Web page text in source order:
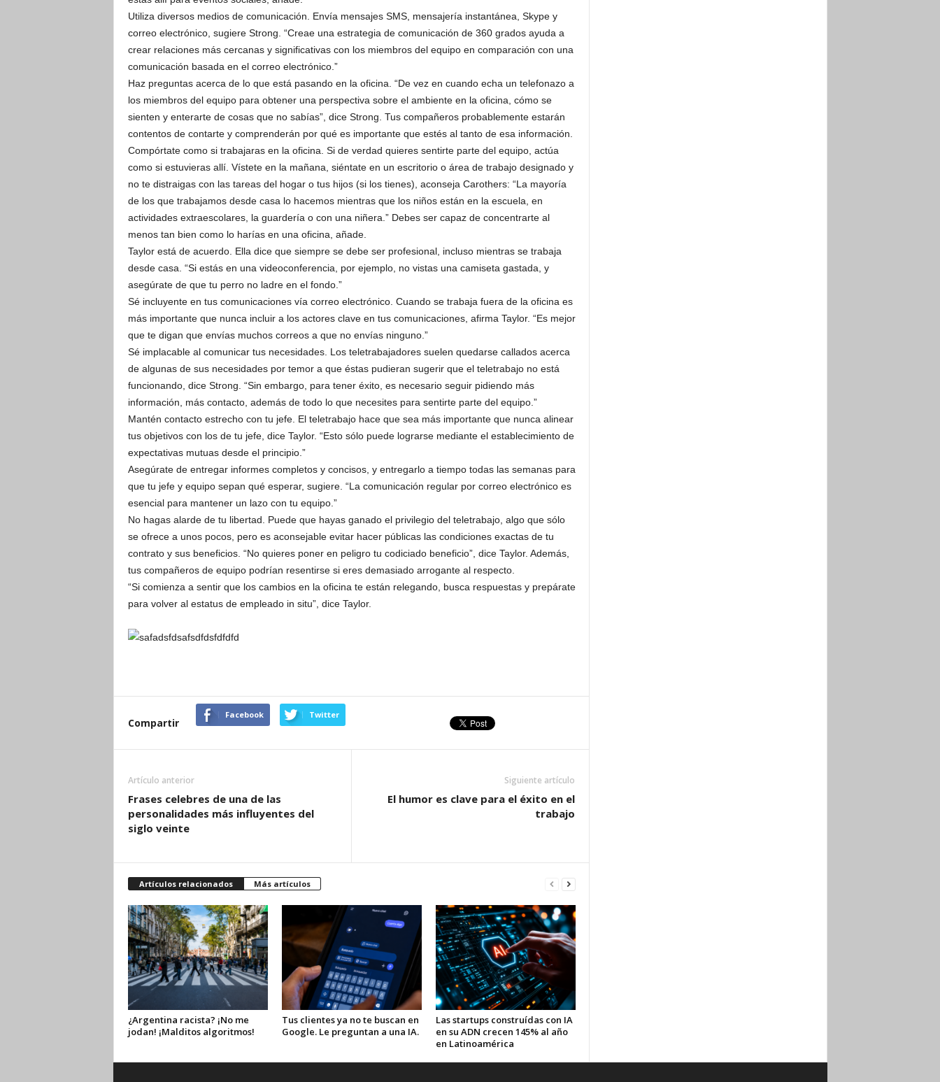
Utiliza diversos medios de comunicación. Envía mensajes SMS, mensajería instantánea, Skype y
correo electrónico, sugiere Strong. “Creae una estrategia de comunicación de 360 grados ayuda a
crear relaciones más cercanas y significativas con los miembros del equipo en comparación con una
comunicación basada en el correo electrónico.”
Haz preguntas acerca de lo que está pasando en la oficina. “De vez en cuando echa un telefonazo a
los miembros del equipo para obtener una perspectiva sobre el ambiente en la oficina, cómo se
sienten y enterarte de cosas que no sabías”, dice Strong. Tus compañeros probablemente estarán
contentos de contarte y comprenderán por qué es importante que estés al tanto de esa información.
Compórtate como si trabajaras en la oficina. Si de verdad quieres sentirte parte del equipo, actúa
como si estuvieras allí. Vístete en la mañana, siéntate en un escritorio o área de trabajo designado y
no te distraigas con las tareas del hogar o tus hijos (si los tienes), aconseja Carothers: “La mayoría
de los que trabajamos desde casa lo hacemos mientras que los niños están en la escuela, en
actividades extraescolares, la guardería o con una niñera.” Debes ser capaz de concentrarte al
menos tan bien como lo harías en una oficina, añade.
Taylor está de acuerdo. Ella dice que siempre se debe ser profesional, incluso mientras se trabaja
desde casa. “Si estás en una videoconferencia, por ejemplo, no vistas una camiseta gastada, y
asegúrate de que tu perro no ladre en el fondo.”
Sé incluyente en tus comunicaciones vía correo electrónico. Cuando se trabaja fuera de la oficina es
más importante que nunca incluir a los actores clave en tus comunicaciones, afirma Taylor. “Es mejor
que te digan que envías muchos correos a que no envías ninguno.”
Sé implacable al comunicar tus necesidades. Los teletrabajadores suelen quedarse callados acerca
de algunas de sus necesidades por temor a que éstas pudieran sugerir que el teletrabajo no está
funcionando, dice Strong. “Sin embargo, para tener éxito, es necesario seguir pidiendo más
información, más contacto, además de todo lo que necesites para sentirte parte del equipo.”
Mantén contacto estrecho con tu jefe. El teletrabajo hace que sea más importante que nunca alinear
tus objetivos con los de tu jefe, dice Taylor. “Esto sólo puede lograrse mediante el establecimiento de
expectativas mutuas desde el principio.”
Asegúrate de entregar informes completos y concisos, y entregarlo a tiempo todas las semanas para
que tu jefe y equipo sepan qué esperar, sugiere. “La comunicación regular por correo electrónico es
esencial para mantener un lazo con tu equipo.”
No hagas alarde de tu libertad. Puede que hayas ganado el privilegio del teletrabajo, algo que sólo
se ofrece a unos pocos, pero es aconsejable evitar hacer públicas las condiciones exactas de tu
contrato y sus beneficios. “No quieres poner en peligro tu codiciado beneficio”, dice Taylor. Además,
tus compañeros de equipo podrían resentirse si eres demasiado arrogante al respecto.
“Si comienza a sentir que los cambios en la oficina te están relegando, busca respuestas y prepárate
para volver al estatus de empleado in situ”, dice Taylor.
Compartir
Facebook Twitter
Artículo anterior
Frases celebres de una de las
personalidades más influyentes del
siglo veinte
Siguiente artículo
El humor es clave para el éxito en el
trabajo
Artículos relacionados Más artículos
¿Argentina racista? ¡No me
jodan! ¡Malditos algoritmos!
Tus clientes ya no te buscan en
Google. Le preguntan a una IA.
Las startups construídas con IA
en su ADN crecen 145% al año
en Latinoamérica